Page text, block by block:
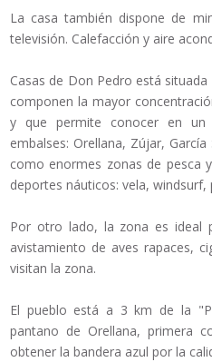
La casa también dispone de
televisión. Calefacción y aire
Casas de Don Pedro está
componen la mayor
y que permite conocer en
embalses: Orellana, Zújar,
como enormes zonas de pesca
deportes náuticos: vela, windsurf,
Por otro lado, la zona es ideal
avistamiento de aves rapaces,
visitan la zona.
El pueblo está a 3 km de la
pantano de Orellana, primera
obtener la bandera azul por la